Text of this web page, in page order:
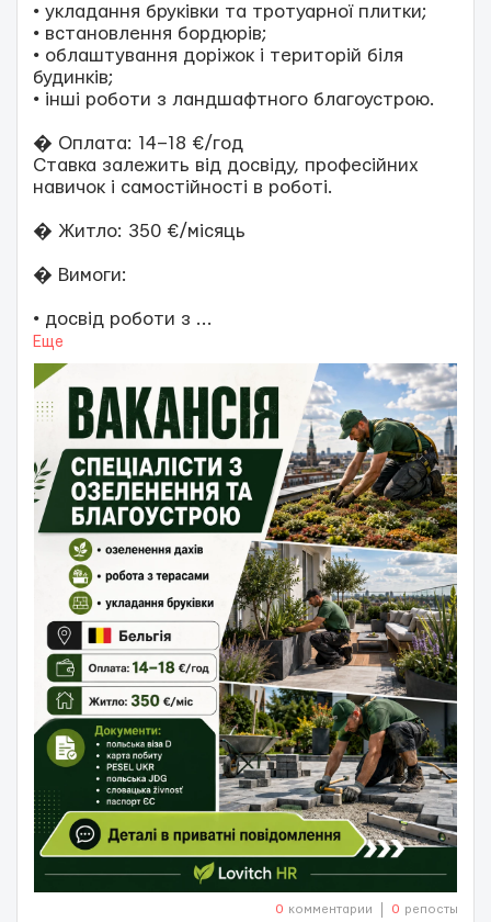
• укладання бруківки та тротуарної плитки;
• встановлення бордюрів;
• облаштування доріжок і територій біля
будинків;
• інші роботи з ландшафтного благоустрою.
� Оплата: 14–18 €/год
Ставка залежить від досвіду, професійних
навичок і самостійності в роботі.
� Житло: 350 €/місяць
� Вимоги:
• досвід роботи з ...
Еще
0 комментарии 0 репосты